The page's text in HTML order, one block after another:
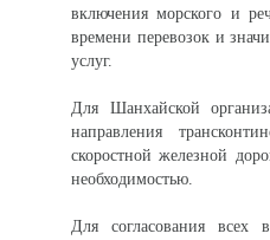
включения морского и
времени перевозок и
услуг.
Для Шанхайской
направления
скоростной железной
необходимостью.
Для согласования всех